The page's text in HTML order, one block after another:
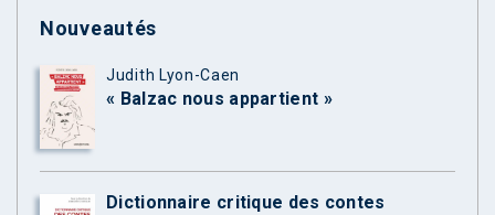
Nouveautés
Judith Lyon-Caen
« Balzac nous appartient »
Dictionnaire critique des contes